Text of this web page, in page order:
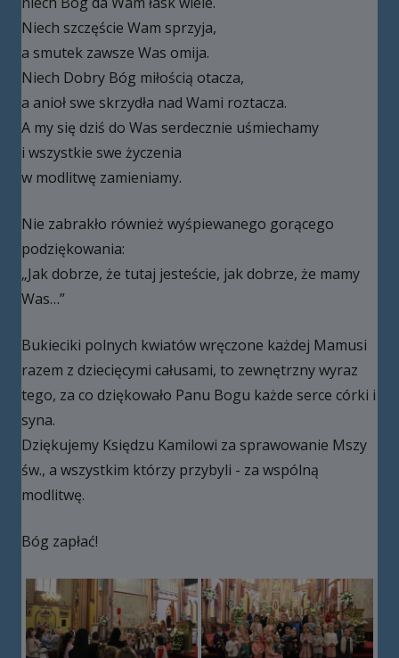
Niech szczęście Wam sprzyja,
a smutek zawsze Was omija.
Niech Dobry Bóg miłością otacza,
a anioł swe skrzydła nad Wami roztacza.
A my się dziś do Was serdecznie uśmiechamy
i wszystkie swe życzenia
w modlitwę zamieniamy.
Nie zabrakło również wyśpiewanego gorącego
podziękowania:
„Jak dobrze, że tutaj jesteście, jak dobrze, że mamy
Was…”
Bukieciki polnych kwiatów wręczone każdej Mamusi
razem z dziecięcymi całusami, to zewnętrzny wyraz
tego, za co dziękowało Panu Bogu każde serce córki i
syna.
Dziękujemy Księdzu Kamilowi za sprawowanie Mszy
św., a wszystkim którzy przybyli - za wspólną
modlitwę.
Bóg zapłać!